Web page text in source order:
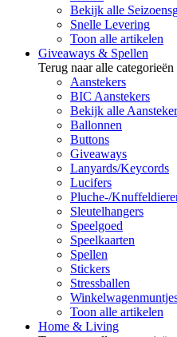
Bekijk alle
Snelle Levering
Toon alle artikelen
Giveaways & Spellen
Terug naar alle categorieën
Aanstekers
BIC Aanstekers
Bekijk alle
Ballonnen
Buttons
Giveaways
Lanyards/Keycords
Lucifers
Pluche-/
Sleutelhangers
Speelgoed
Speelkaarten
Spellen
Stickers
Stressballen
Toon alle artikelen
Home & Living